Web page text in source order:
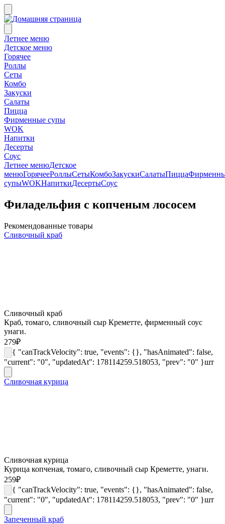
Летнее меню
Детское меню
Горячее
Роллы
Сеты
Комбо
Закуски
Салаты
Пицца
Фирменные супы
WOK
Напитки
Десерты
Соус
Летнее менюДетское
менюГорячееРоллыСетыКомбоЗакускиСалатыПицца
супыWOKНапиткиДесертыСоус
Филадельфия с копченым лососем
Рекомендованные товары
Сливочный краб
Сливочный краб
Краб, томаго, сливочный сыр Креметте, фирменный соус
унаги.
279₽
{ "canTrackVelocity": true, "events": {}, "hasAnimated": false,
"current": "0", "updatedAt": 178114259.518053, "prev": "0" }шт
Сливочная курица
Сливочная курица
Курица копченая, томаго, сливочный сыр Креметте, унаги.
259₽
{ "canTrackVelocity": true, "events": {}, "hasAnimated": false,
"current": "0", "updatedAt": 178114259.518053, "prev": "0" }шт
Запеченный краб